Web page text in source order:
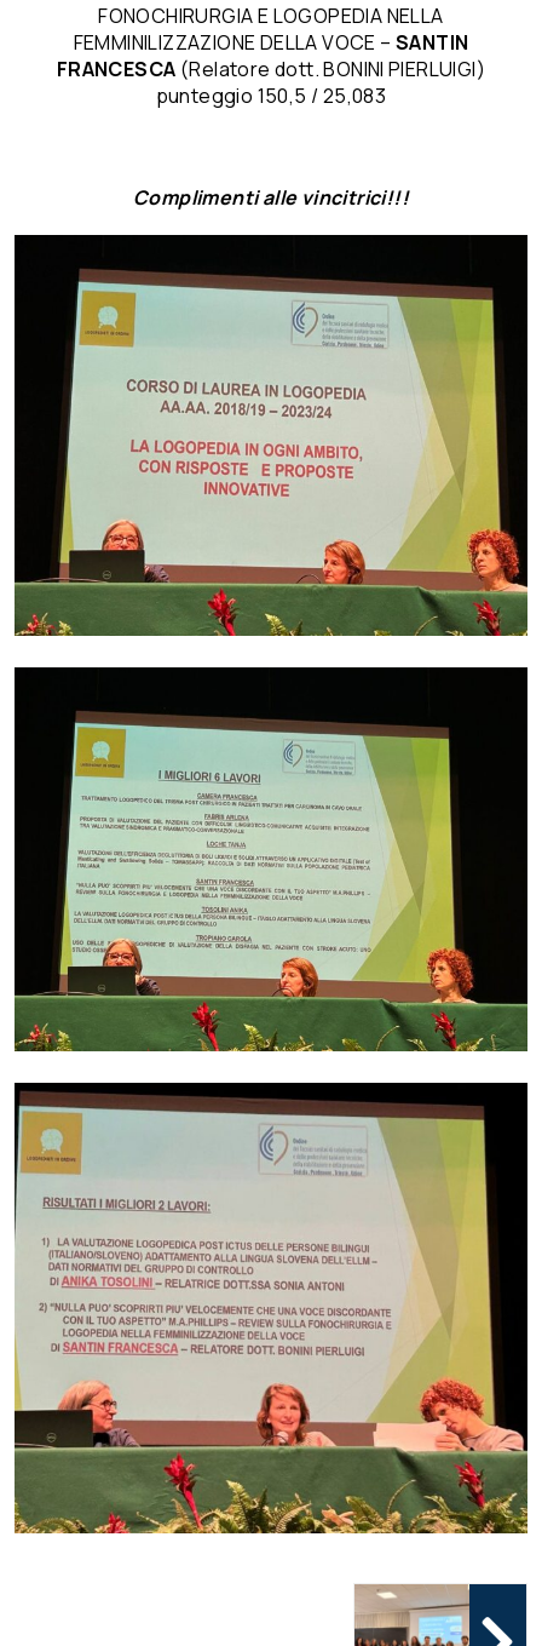
FONOCHIRURGIA E LOGOPEDIA NELLA
FEMMINILIZZAZIONE DELLA VOCE – SANTIN
FRANCESCA (Relatore dott. BONINI PIERLUIGI)
punteggio 150,5 / 25,083
Complimenti alle vincitrici!!!